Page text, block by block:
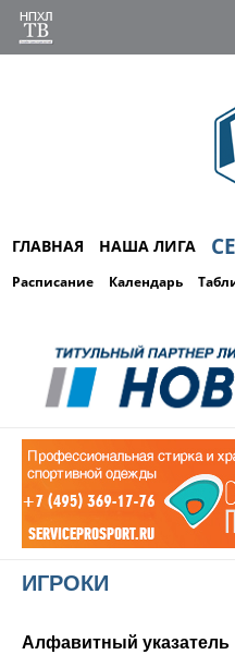
ГЛАВНАЯ НАША ЛИГА
Расписание Календарь
ИГРОКИ
Алфавитный указатель